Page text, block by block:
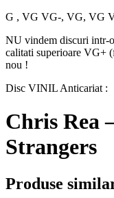
G , VG VG-, VG, VG
NU vindem discuri intr-
calitati superioare VG+
nou !
Disc VINIL Anticariat :
Chris Rea
Strangers
Produse